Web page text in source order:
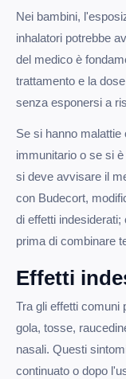
Nei bambini,
inhalatori potrebbe
del medico è
trattamento e la
senza esponersi a
Se si hanno
immunitario o se si
si deve avvisare il
con Budecort,
di effetti
prima di combinare
Effetti
Tra gli effetti comuni
gola, tosse,
nasali. Questi
continuato o dopo